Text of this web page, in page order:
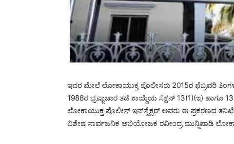
ಇವರ ಮೇಲೆ ಲೋಕಾಯುಕ್ತ ಪೊಲೀಸರು 2015ರ ಫೆಬ್ರವರಿ
1988ರ ಭ್ರಷ್ಟಾಚಾರ ತಡೆ ಕಾಯ್ದೆಯ ಸೆಕ್ಷನ್‌ 13(1)(ಇ)
ಲೋಕಾಯುಕ್ತ ಪೊಲೀಸ್‌ ಇನ್‌ಸ್ಪೆಕ್ಟರ್‌ ಅವರು ಈ ಪ್ರಕರಣದ
ವಿಶೇಷ ಸಾರ್ವಜನಿಕ ಅಭಿಯೋಜಕ ರವೀಂದ್ರ ಮುನ್ನಿಪಾಡಿ